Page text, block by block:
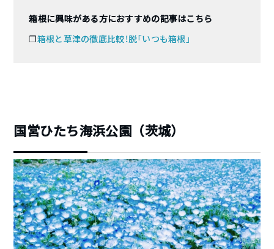
箱根に興味がある方におすすめの記事はこちら
❐箱根と草津の徹底比較！脱「いつも箱根」
国営ひたち海浜公園（茨城）